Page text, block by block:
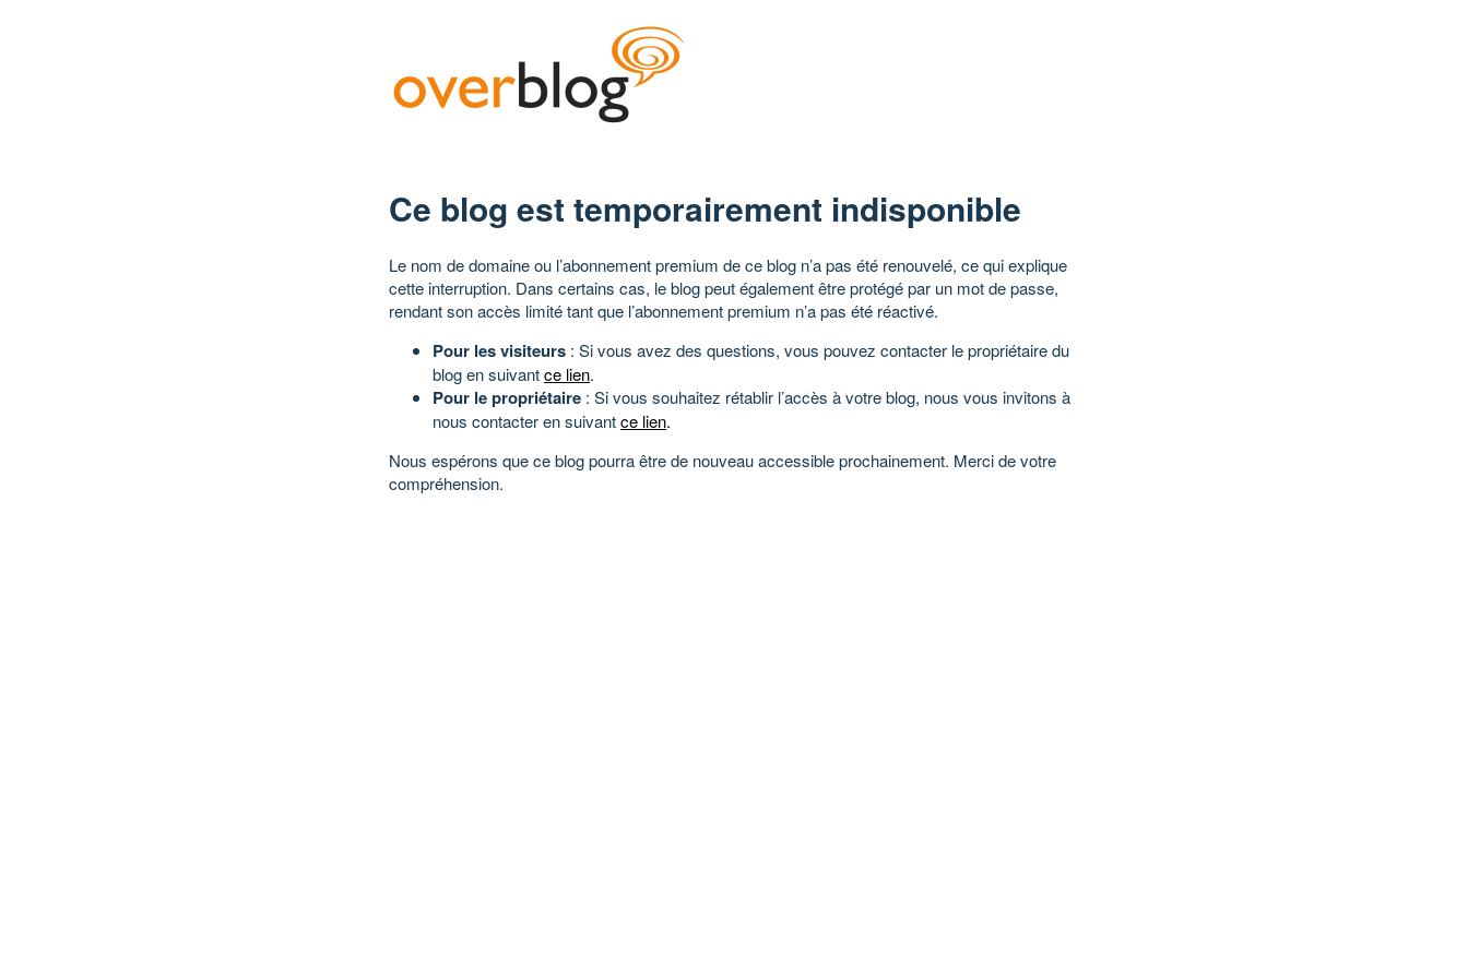
Ce blog est temporairement indisponible
Le nom de domaine ou l’abonnement premium de ce blog n’a pas été renouvelé, ce qui explique
cette interruption. Dans certains cas, le blog peut également être protégé par un mot de passe,
rendant son accès limité tant que l’abonnement premium n’a pas été réactivé.
Pour les visiteurs : Si vous avez des questions, vous pouvez contacter le propriétaire du
blog en suivantce lien.
Pour le propriétaire : Si vous souhaitez rétablir l’accès à votre blog, nous vous invitons à
nous contacter en suivantce lien.
Nous espérons que ce blog pourra être de nouveau accessible prochainement. Merci de votre
compréhension.